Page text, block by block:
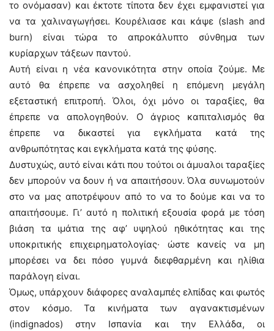
το ονόμασαν) και έκτοτε τίποτα δεν έχει εμφανιστεί για
να τα χαλιναγωγήσει. Κουρέλιασε και κάψε (slash and
burn) είναι τώρα το απροκάλυπτο σύνθημα των
κυρίαρχων τάξεων παντού.
Αυτή είναι η νέα κανονικότητα στην οποία ζούμε. Με
αυτό θα έπρεπε να ασχοληθεί η επόμενη μεγάλη
εξεταστική επιτροπή. Όλοι, όχι μόνο οι ταραξίες, θα
έπρεπε να απολογηθούν. Ο άγριος καπιταλισμός θα
έπρεπε να δικαστεί για εγκλήματα κατά της
ανθρωπότητας και εγκλήματα κατά της φύσης.
Δυστυχώς, αυτό είναι κάτι που τούτοι οι άμυαλοι ταραξίες
δεν μπορούν να δουν ή να απαιτήσουν. Όλα συνωμοτούν
στο να μας αποτρέψουν από το να το δούμε και να το
απαιτήσουμε. Γι’ αυτό η πολιτική εξουσία φορά με τόση
βιάση τα ιμάτια της αφ’ υψηλού ηθικότητας και της
υποκριτικής επιχειρηματολογίας· ώστε κανείς να μη
μπορέσει να δει πόσο γυμνά διεφθαρμένη και ηλίθια
παράλογη είναι.
Όμως, υπάρχουν διάφορες αναλαμπές ελπίδας και φωτός
στον κόσμο. Τα κινήματα των αγανακτισμένων
(indignados) στην Ισπανία και την Ελλάδα, οι